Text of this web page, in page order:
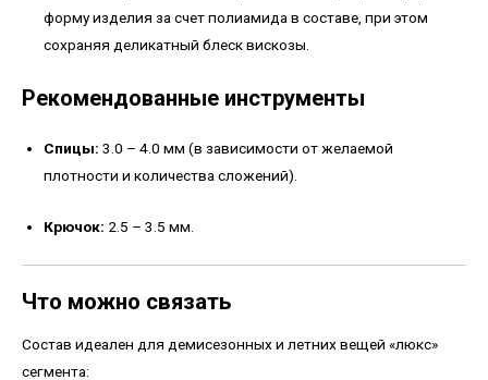
форму изделия за счет полиамида в составе, при этом
сохраняя деликатный блеск вискозы.
Рекомендованные инструменты
Спицы: 3.0 – 4.0 мм (в зависимости от желаемой
плотности и количества сложений).
Крючок: 2.5 – 3.5 мм.
Что можно связать
Состав идеален для демисезонных и летних вещей «люкс»
сегмента: